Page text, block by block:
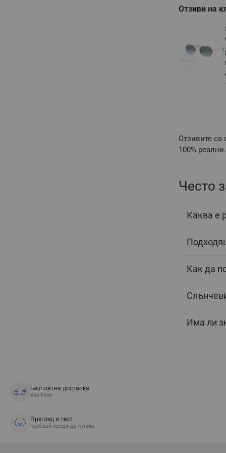
Отзиви на
Отзивите
100% реални.
Често
Каква е
Как да
Има ли
Безплатна доставка
Box Now
Преглед и тест
пробвай преди да купиш